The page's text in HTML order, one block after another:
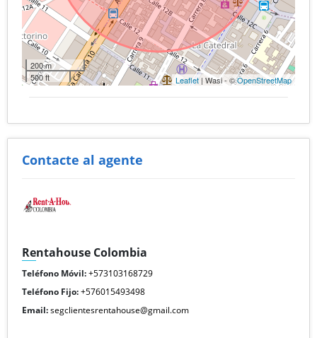
200 m
500 ft
Leaflet | Wasi - ©OpenStreetMap
Contacte al agente
Rentahouse Colombia
Teléfono Móvil:+573103168729
Teléfono Fijo:+576015493498
Email:segclientesrentahouse@gmail.com